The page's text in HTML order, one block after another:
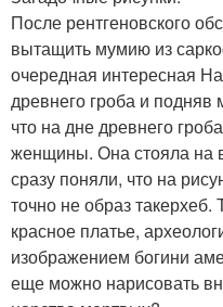
После рентгеновского
вытащить мумию из
очередная интересная
древнего гроба и
что на дне древнего
женщины. Она стояла на
сразу поняли, что на
точно не образ
красное платье,
изображением богини
еще можно нарисовать